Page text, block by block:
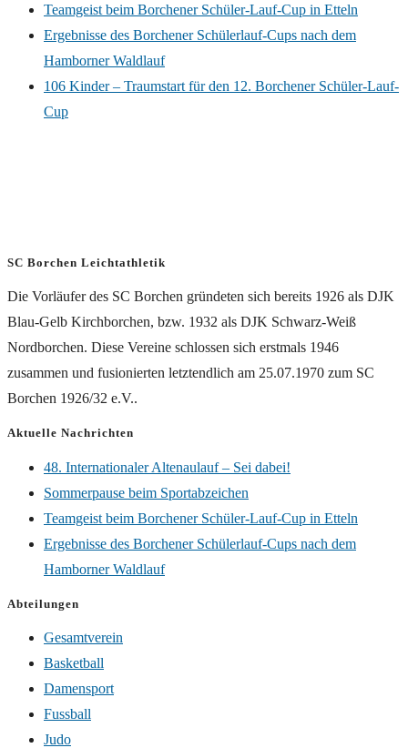
Teamgeist beim Borchener Schüler-Lauf-Cup in Etteln
Ergebnisse des Borchener Schülerlauf-Cups nach dem
Hamborner Waldlauf
106 Kinder – Traumstart für den 12. Borchener Schüler-Lauf-
Cup
SC Borchen Leichtathletik
Die Vorläufer des SC Borchen gründeten sich bereits 1926 als DJK
Blau-Gelb Kirchborchen, bzw. 1932 als DJK Schwarz-Weiß
Nordborchen. Diese Vereine schlossen sich erstmals 1946
zusammen und fusionierten letztendlich am 25.07.1970 zum SC
Borchen 1926/32 e.V..
Aktuelle Nachrichten
48. Internationaler Altenaulauf – Sei dabei!
Sommerpause beim Sportabzeichen
Teamgeist beim Borchener Schüler-Lauf-Cup in Etteln
Ergebnisse des Borchener Schülerlauf-Cups nach dem
Hamborner Waldlauf
Abteilungen
Gesamtverein
Basketball
Damensport
Fussball
Judo